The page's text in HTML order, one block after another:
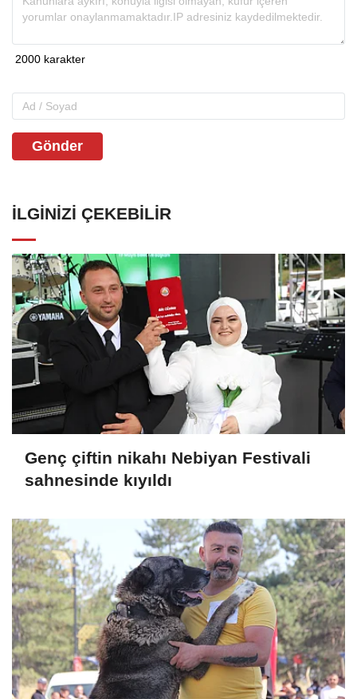
Gönder
İLGINIZI ÇEKEBILIR
Genç çiftin nikahı Nebiyan Festivali
sahnesinde kıyıldı